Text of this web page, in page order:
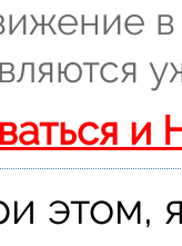
и
этом,